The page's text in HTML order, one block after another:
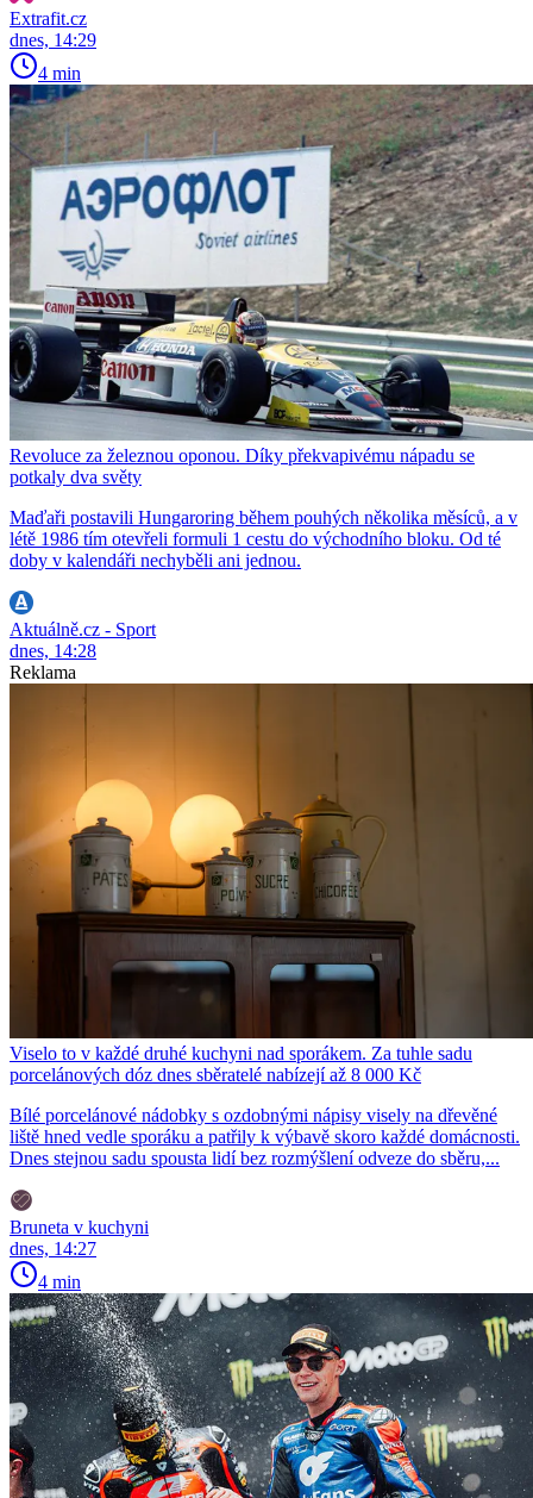
Extrafit.cz
dnes, 14:29
4 min
Revoluce za železnou oponou. Díky překvapivému nápadu se
potkaly dva světy
Maďaři postavili Hungaroring během pouhých několika měsíců, a v
létě 1986 tím otevřeli formuli 1 cestu do východního bloku. Od té
doby v kalendáři nechyběli ani jednou.
Aktuálně.cz - Sport
dnes, 14:28
Reklama
Viselo to v každé druhé kuchyni nad sporákem. Za tuhle sadu
porcelánových dóz dnes sběratelé nabízejí až 8 000 Kč
Bílé porcelánové nádobky s ozdobnými nápisy visely na dřevěné
liště hned vedle sporáku a patřily k výbavě skoro každé domácnosti.
Dnes stejnou sadu spousta lidí bez rozmýšlení odveze do sběru,...
Bruneta v kuchyni
dnes, 14:27
4 min